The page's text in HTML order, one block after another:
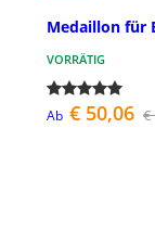
Medaillon für
VORRÄTIG
Ab € 50,06 €